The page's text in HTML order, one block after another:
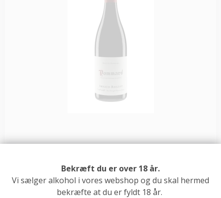
Bekræft du er over 18 år.
Vi sælger alkohol i vores webshop og du skal hermed
bekræfte at du er fyldt 18 år.